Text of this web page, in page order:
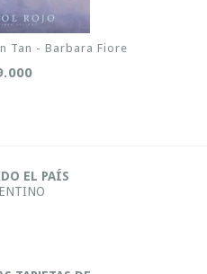
Tan - Barbara Fiore
EL PAÍS